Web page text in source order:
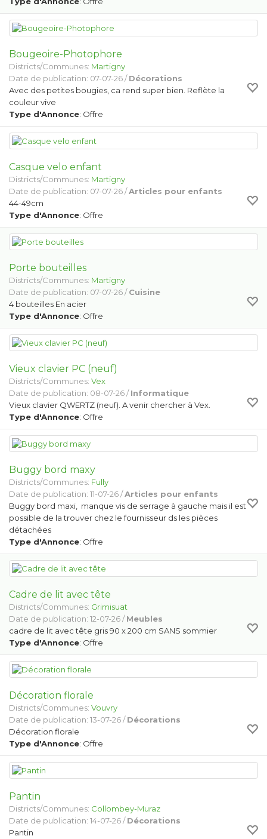
Bougeoire-Photophore
Districts/Communes: Martigny
Date de publication: 07-07-26 /Décorations
Avec des petites bougies, ca rend super bien. Reflète la
couleur vive
Type d'Annonce: Offre
Casque velo enfant
Districts/Communes: Martigny
Date de publication: 07-07-26 /Articles pour enfants
44-49cm
Type d'Annonce: Offre
Porte bouteilles
Districts/Communes: Martigny
Date de publication: 07-07-26 /Cuisine
4 bouteilles En acier
Type d'Annonce: Offre
Vieux clavier PC (neuf)
Districts/Communes: Vex
Date de publication: 08-07-26 /Informatique
Vieux clavier QWERTZ (neuf). A venir chercher à Vex.
Type d'Annonce: Offre
Buggy bord maxy
Districts/Communes: Fully
Date de publication: 11-07-26 /Articles pour enfants
Buggy bord maxi, manque vis de serrage à gauche mais il est
possible de la trouver chez le fournisseur ds les pièces
détachées
Type d'Annonce: Offre
Cadre de lit avec tête
Districts/Communes: Grimisuat
Date de publication: 12-07-26 /Meubles
cadre de lit avec tête gris 90 x 200 cm SANS sommier
Type d'Annonce: Offre
Décoration florale
Districts/Communes: Vouvry
Date de publication: 13-07-26 /Décorations
Décoration florale
Type d'Annonce: Offre
Pantin
Districts/Communes: Collombey-Muraz
Date de publication: 14-07-26 /Décorations
Pantin